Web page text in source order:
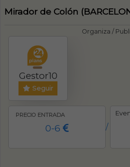
Mirador de Colón
Organiza /
Gestor10
Seguir
PRECIO ENTRADA
0-6 /